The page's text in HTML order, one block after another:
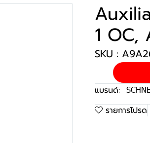
1 OC,
SKU :
แบรนด์:
รายการโปรด